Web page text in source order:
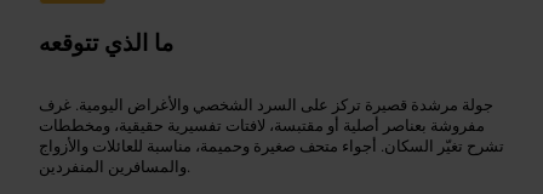
ما الذي تتوقعه
جولة مرشدة قصيرة تركز على السرد الشخصي والأغراض اليومية. غرف
مفروشة بعناصر أصلية أو مقتبسة، لافتات تفسيرية حقيقية، ومخططات
تشرح تغيّر السكان. أجواء متحف صغيرة وحميمة، مناسبة للعائلات والأزواج
والمسافرين المنفردين.